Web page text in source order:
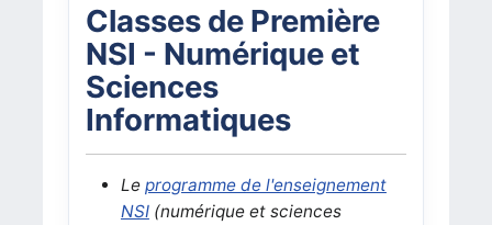
Classes de Première
NSI - Numérique et
Sciences
Informatiques
Le programme de l'enseignement
NSI(numérique et sciences